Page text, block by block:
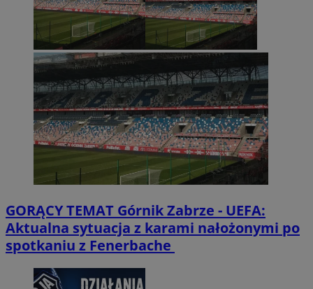
GORĄCY TEMAT Górnik Zabrze - UEFA:
Aktualna sytuacja z karami nałożonymi po
spotkaniu z Fenerbache